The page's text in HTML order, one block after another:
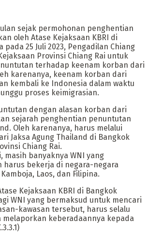
sejak permohonan penghentian
oleh Atase Kejaksaan KBRI di
pada 25 Juli 2023, Pengadilan Chiang
Provinsi Chiang Rai untuk
terhadap keenam korban dari
karenanya, keenam korban dari
kembali ke Indonesia dalam waktu
proses keimigrasian.
dengan alasan korban dari
sejarah penghentian penuntutan
Oleh karenanya, harus melalui
Jaksa Agung Thailand di Bangkok
Chiang Rai.
masih banyaknya WNI yang
harus bekerja di negara-negara
Laos, dan Filipina.
Kejaksaan KBRI di Bangkok
WNI yang bermaksud untuk mencari
kawasan tersebut, harus selalu
keberadaannya kepada